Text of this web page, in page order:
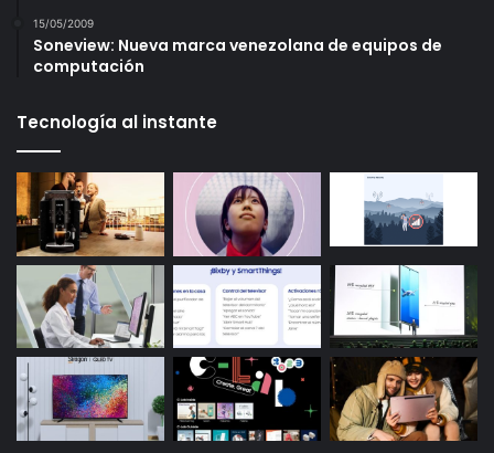
15/05/2009
Soneview: Nueva marca venezolana de equipos de
computación
Tecnología al instante